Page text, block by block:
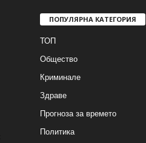
ПОПУЛЯРНА КАТЕГОРИЯ
ТОП
Общество
Криминале
Здраве
Прогноза за времето
Политика